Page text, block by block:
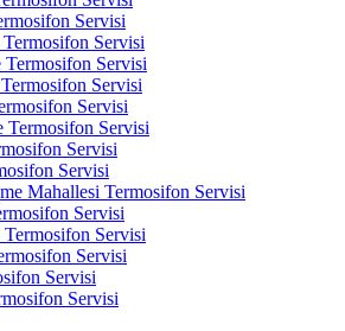
Servisi
Servisi
Servisi
Servisi
Servisi
Termosifon Servisi
Servisi
Servisi
Mahallesi Termosifon Servisi
Servisi
Servisi
Servisi
Servisi
Servisi